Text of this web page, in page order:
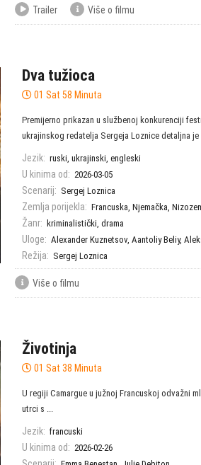
Trailer Više o filmu
Dva tužioca
01 Sat 58 Minuta
Premijerno prikazan u službenoj konkurenciji
ukrajinskog redatelja Sergeja Loznice detaljna je
Jezik: ruski, ukrajinski, engleski
U kinima od: 2026-03-05
Scenarij: Sergej Loznica
Zemlja porijekla: Francuska, Njemačka,
Žanr: kriminalistički, drama
Uloge: Alexander Kuznetsov, Aantoliy Beliy,
Režija: Sergej Loznica
Više o filmu
Životinja
01 Sat 38 Minuta
U regiji Camargue u južnoj Francuskoj odvažni
utrci s ...
Jezik: francuski
U kinima od: 2026-02-26